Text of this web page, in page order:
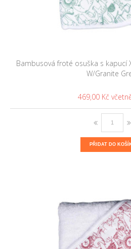
Bambusová froté osuška s kapucí
W/Granite
469,00 Kč
PŘIDAT DO